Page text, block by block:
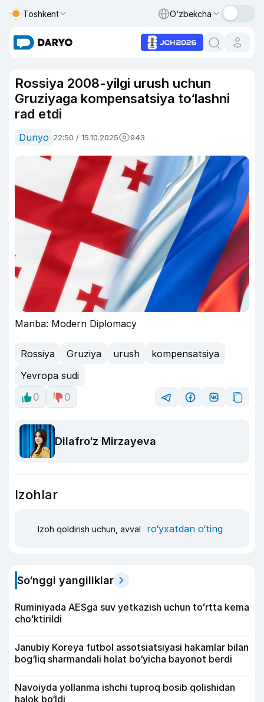
Toshkent O‘zbekcha
Rossiya 2008-yilgi urush uchun
Gruziyaga kompensatsiya to‘lashni
rad etdi
Dunyo 22:50 / 15.10.2025 943
Manba: Modern Diplomacy
Rossiya Gruziya urush
kompensatsiya
Yevropa sudi
0
0
Dilafro‘z Mirzayeva
Izohlar
Izoh qoldirish uchun, avval ro‘yxatdan o‘ting
So‘nggi yangiliklar
Ruminiyada AESga suv yetkazish uchun toʻrtta kema
choʻktirildi
Janubiy Koreya futbol assotsiatsiyasi hakamlar bilan
bog‘liq sharmandali holat bo‘yicha bayonot berdi
Navoiyda yollanma ishchi tuproq bosib qolishidan
halok bo‘ldi